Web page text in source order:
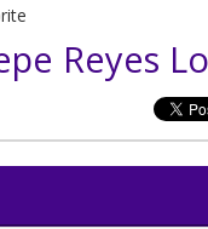
Reyes